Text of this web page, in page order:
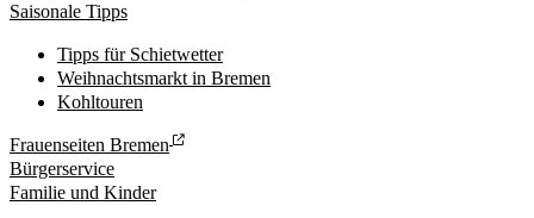
Saisonale Tipps
Tipps für Schietwetter
Weihnachtsmarkt in Bremen
Kohltouren
Frauenseiten Bremen
Bürgerservice
Familie und Kinder